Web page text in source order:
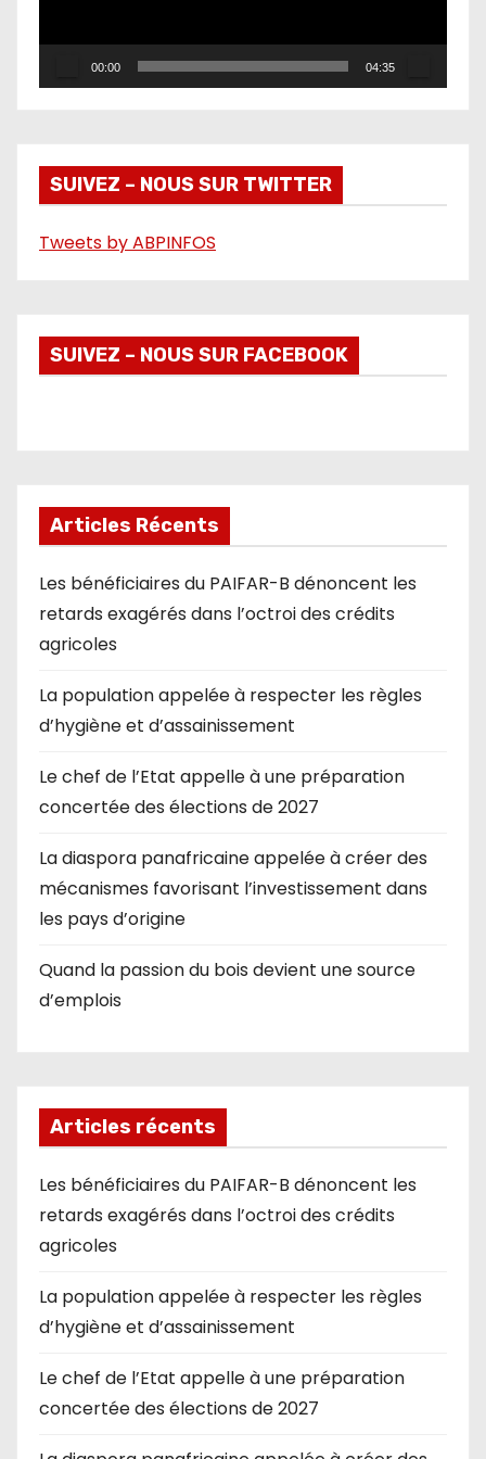
v
o
00:00 04:35
SUIVEZ – NOUS SUR TWITTER
Tweets by ABPINFOS
SUIVEZ – NOUS SUR FACEBOOK
Articles Récents
Les bénéficiaires du PAIFAR-B dénoncent les
retards exagérés dans l’octroi des crédits
agricoles
La population appelée à respecter les règles
d’hygiène et d’assainissement
Le chef de l’Etat appelle à une préparation
concertée des élections de 2027
La diaspora panafricaine appelée à créer des
mécanismes favorisant l’investissement dans
les pays d’origine
Quand la passion du bois devient une source
d’emplois
Articles récents
Les bénéficiaires du PAIFAR-B dénoncent les
retards exagérés dans l’octroi des crédits
agricoles
La population appelée à respecter les règles
d’hygiène et d’assainissement
Le chef de l’Etat appelle à une préparation
concertée des élections de 2027